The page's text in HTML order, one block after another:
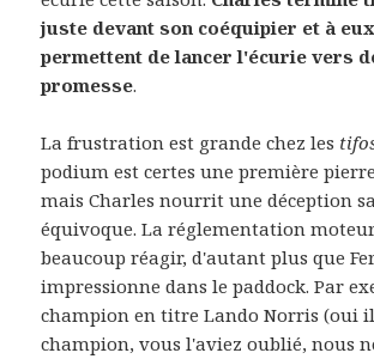
juste devant son coéquipier et à
permettent de lancer l'écurie vers
promesse.
La frustration est grande chez les
podium est certes une première
mais Charles nourrit une déception
équivoque. La réglementation
beaucoup réagir, d'autant plus que
impressionne dans le paddock. Par
champion en titre Lando Norris (oui
champion, vous l'aviez oublié, nous